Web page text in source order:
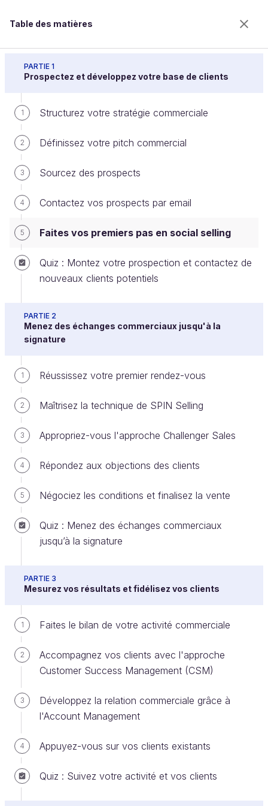
Table des matières
PARTIE 1
Prospectez et développez votre base de clients
1 Structurez votre stratégie commerciale
2 Définissez votre pitch commercial
3 Sourcez des prospects
4 Contactez vos prospects par email
5 Faites vos premiers pas en social selling
Quiz : Montez votre prospection et contactez de
nouveaux clients potentiels
PARTIE 2
Menez des échanges commerciaux jusqu'à la
signature
1 Réussissez votre premier rendez-vous
2 Maîtrisez la technique de SPIN Selling
3 Appropriez-vous l'approche Challenger Sales
4 Répondez aux objections des clients
5 Négociez les conditions et finalisez la vente
Quiz : Menez des échanges commerciaux
jusqu’à la signature
PARTIE 3
Mesurez vos résultats et fidélisez vos clients
1 Faites le bilan de votre activité commerciale
2
Accompagnez vos clients avec l'approche
Customer Success Management (CSM)
3
Développez la relation commerciale grâce à
l'Account Management
4 Appuyez-vous sur vos clients existants
Quiz : Suivez votre activité et vos clients
Faites vos premiers pas en social
selling
Bienvenue sur l’école 100% en ligne des métiers qui
ont de l’avenir.
Bénéficiez gratuitement de toutes les fonctionnalités
de ce cours (quiz, vidéos, accès illimité à tous les
chapitres) avec un compte.
Créer un compte ou se connecter
Je ne pouvais pas terminer cette première partie
sans vous dire quelques mots sur le Social Selling.
Qu'est-ce que c'est le Social Selling ?
Le Social Selling, c'estutiliser les réseaux
sociaux pour interagir avec vos prospects
consiste à la fois à envoyer des signaux à vos
prospects lorsqu'il recherchent une solution ou un
vendeur, et à lire les signaux de vos prospects pour
les contacter au bon moment.
Le Social Selling répond au nouveau comportement
des acheteurs lié au numérique où l'information est
disponible et accessible à tous. Le parcours d'achat
parcours d'achat serait effectué avant même la
première interaction entre un vendeur et un
Prenons un exemple :
Votre machine à laver tombe en panne. Qu'est-ce
que vous faites ? Vous allez chez Darty
machine racheter ? Non ! Il est plus probable que
vous fassiez quelques recherches sur Internet
votre budget. Ensuite vous choisissez le vendeur
et éventuellement vous prenez contact avec